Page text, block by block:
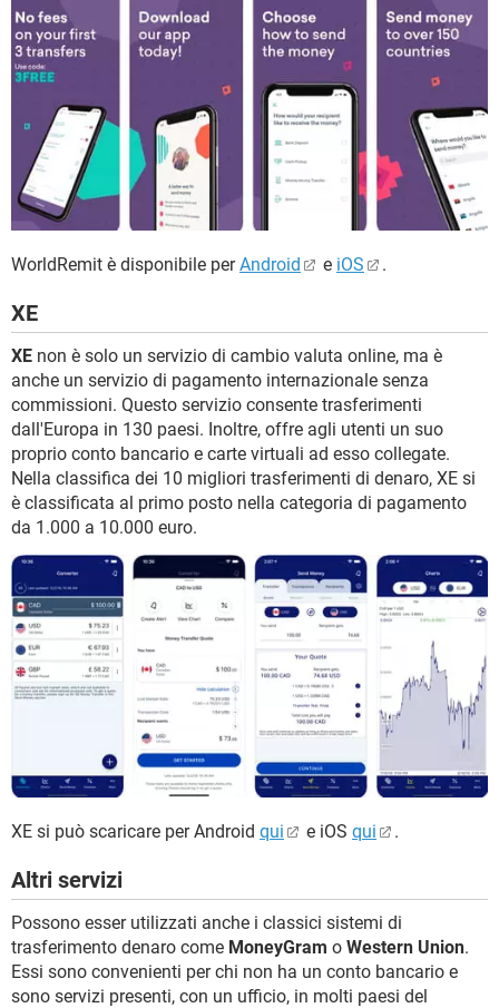
WorldRemit è disponibile perAndroid e iOS .
XE
XE non è solo un servizio di cambio valuta online, ma è
anche un servizio di pagamento internazionale senza
commissioni. Questo servizio consente trasferimenti
dall'Europa in 130 paesi. Inoltre, offre agli utenti un suo
proprio conto bancario e carte virtuali ad esso collegate.
Nella classifica dei 10 migliori trasferimenti di denaro, XE si
è classificata al primo posto nella categoria di pagamento
da 1.000 a 10.000 euro.
XE si può scaricare per Android qui e iOS qui .
Altri servizi
Possono esser utilizzati anche i classici sistemi di
trasferimento denaro come MoneyGram o Western Union.
Essi sono convenienti per chi non ha un conto bancario e
sono servizi presenti, con un ufficio, in molti paesi del